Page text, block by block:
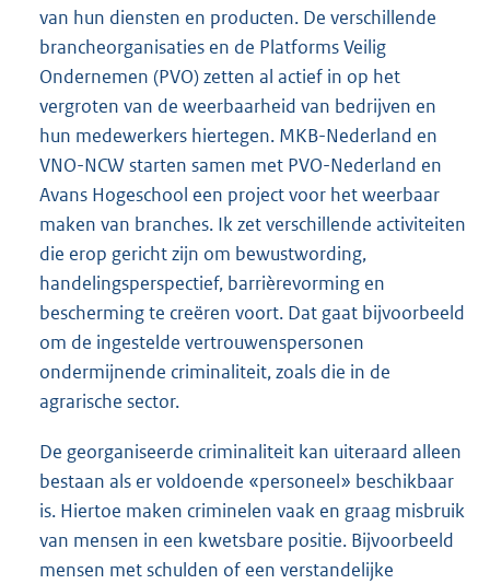
van hun diensten en producten. De verschillende
brancheorganisaties en de Platforms Veilig
Ondernemen (PVO) zetten al actief in op het
vergroten van de weerbaarheid van bedrijven en
hun medewerkers hiertegen. MKB-Nederland en
VNO-NCW starten samen met PVO-Nederland en
Avans Hogeschool een project voor het weerbaar
maken van branches. Ik zet verschillende activiteiten
die erop gericht zijn om bewustwording,
handelingsperspectief, barrièrevorming en
bescherming te creëren voort. Dat gaat bijvoorbeeld
om de ingestelde vertrouwenspersonen
ondermijnende criminaliteit, zoals die in de
agrarische sector.
De georganiseerde criminaliteit kan uiteraard alleen
bestaan als er voldoende «personeel» beschikbaar
is. Hiertoe maken criminelen vaak en graag misbruik
van mensen in een kwetsbare positie. Bijvoorbeeld
mensen met schulden of een verstandelijke